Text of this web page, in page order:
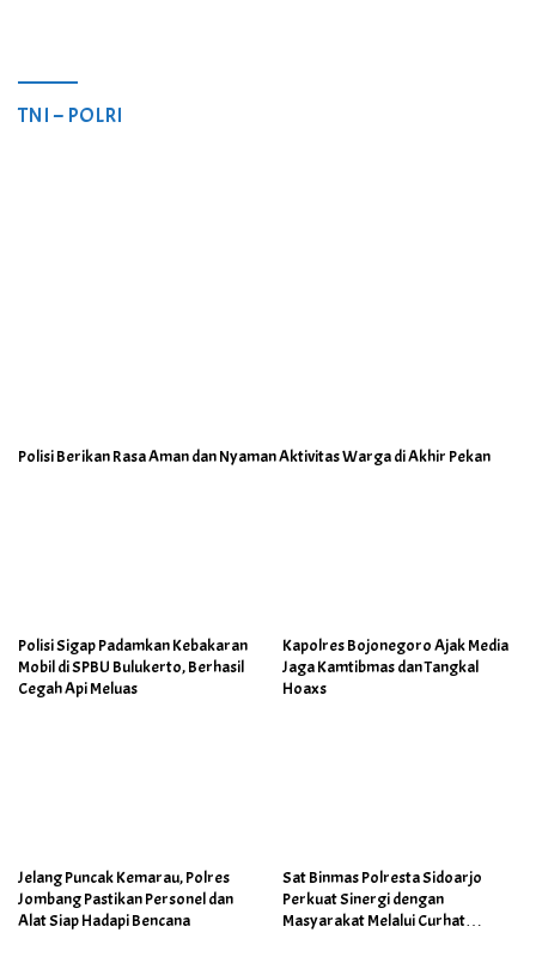
TNI – POLRI
Polisi Berikan Rasa Aman dan Nyaman Aktivitas Warga di Akhir Pekan
Polisi Sigap Padamkan Kebakaran
Mobil di SPBU Bulukerto, Berhasil
Cegah Api Meluas
Kapolres Bojonegoro Ajak Media
Jaga Kamtibmas dan Tangkal
Hoaxs
Jelang Puncak Kemarau, Polres
Jombang Pastikan Personel dan
Alat Siap Hadapi Bencana
Sat Binmas Polresta Sidoarjo
Perkuat Sinergi dengan
Masyarakat Melalui Curhat